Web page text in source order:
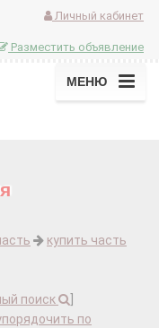
Личный кабинет
Разместить объявление
МЕНЮ
купить часть
поиск
по